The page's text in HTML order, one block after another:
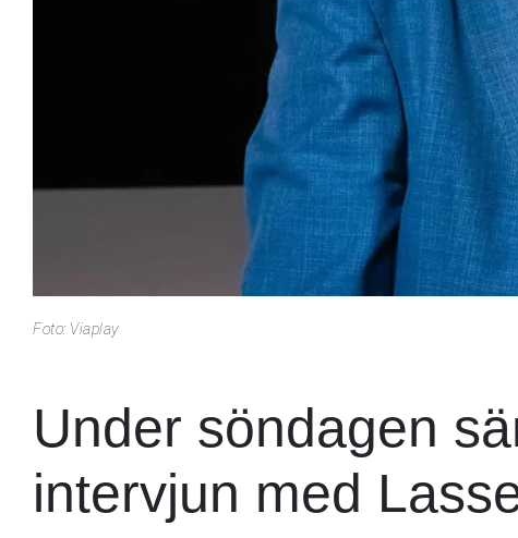
Foto: Viaplay
Under söndagen
intervjun med